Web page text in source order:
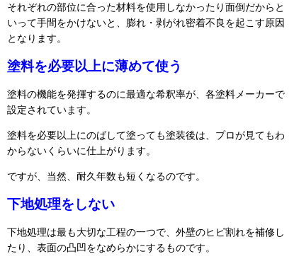
それぞれの部位に合った材料を使用しなかったり面倒だからと
いって手間をかけないと、膨れ・剥がれ密着不良を起こす原因
となります。
塗料を必要以上に薄めて使う
塗料の機能を発揮するのに最適な希釈率が、各塗料メーカーで
設定されています。
塗料を必要以上にのばして塗っても塗装後は、プロが見てもわ
からないくらいに仕上がります。
ですが、当然、耐久年数も短くなるのです。
下地処理をしない
下地処理は最も大切な工程の一つで、外壁のヒビ割れを補修し
たり、表面の凸凹をなめらかにするものです。